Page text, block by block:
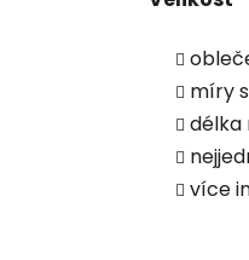
míry
délka
více